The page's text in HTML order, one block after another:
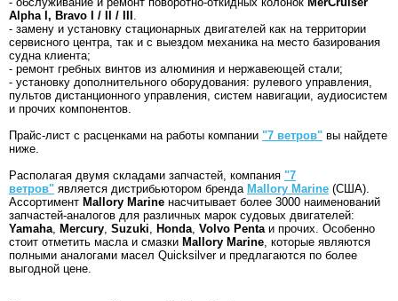
Alpha I, Bravo I / II / III .
- замену и установку стационарных двигателей как на территории
сервисного центра, так и с выездом механика на место базирования
судна клиента;
- ремонт гребных винтов из алюминия и нержавеющей стали;
- установку дополнительного оборудования: рулевого управления,
пультов дистанционного управления, систем навигации, аудиосистем
и прочих компонентов.
Прайс-лист с расценками на работы компании "7 ветров" вы найдете
ниже.
Располагая двумя складами запчастей, компания "7
ветров" является дистрибьютором бренда Mallory Marine (США).
Ассортимент Mallory Marine насчитывает более 3000 наименований
запчастей-аналогов для различных марок судовых двигателей:
Yamaha, Mercury, Suzuki, Honda, Volvo Penta и прочих. Особенно
стоит отметить масла и смазки Mallory Marine, которые являются
полными аналогами масел Quicksilver и предлагаются по более
выгодной цене.